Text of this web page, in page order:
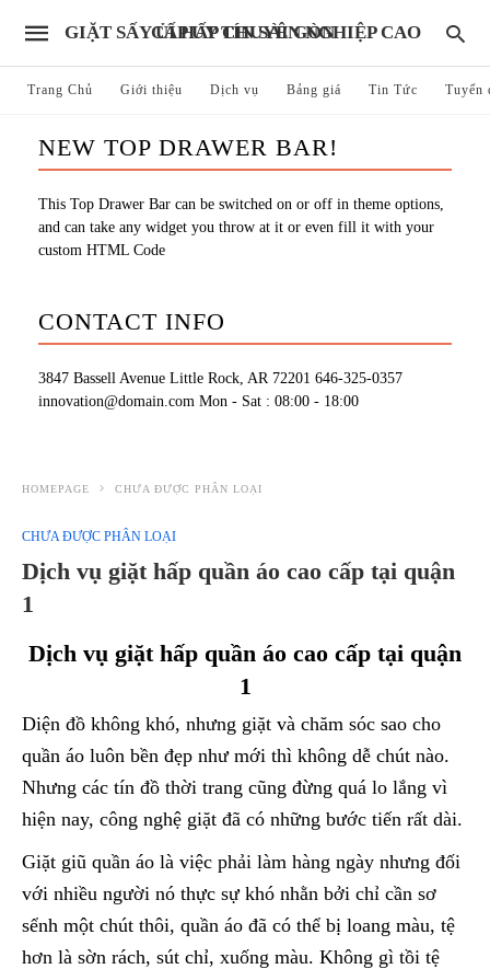
GIẶT SẤY ỦI HẤP CHUYÊN NGHIỆP CAO CẤP UY TÍN SÀI GÒN
Trang Chủ Giới thiệu Dịch vụ Bảng giá Tin Tức Tuyển
NEW TOP DRAWER BAR!
This Top Drawer Bar can be switched on or off in theme options,
and can take any widget you throw at it or even fill it with your
custom HTML Code
CONTACT INFO
3847 Bassell Avenue Little Rock, AR 72201 646-325-0357
innovation@domain.com Mon - Sat : 08:00 - 18:00
HOMEPAGE CHƯA ĐƯỢC PHÂN LOẠI
CHƯA ĐƯỢC PHÂN LOẠI
Dịch vụ giặt hấp quần áo cao cấp tại quận
1
Dịch vụ giặt hấp quần áo cao cấp tại quận
1
Diện đồ không khó, nhưng giặt và chăm sóc sao cho
quần áo luôn bền đẹp như mới thì không dễ chút nào.
Nhưng các tín đồ thời trang cũng đừng quá lo lắng vì
hiện nay, công nghệ giặt đã có những bước tiến rất dài.
Giặt giũ quần áo là việc phải làm hàng ngày nhưng đối
với nhiều người nó thực sự khó nhằn bởi chỉ cần sơ
sểnh một chút thôi, quần áo đã có thể bị loang màu, tệ
hơn là sờn rách, sút chỉ, xuống màu. Không gì tồi tệ